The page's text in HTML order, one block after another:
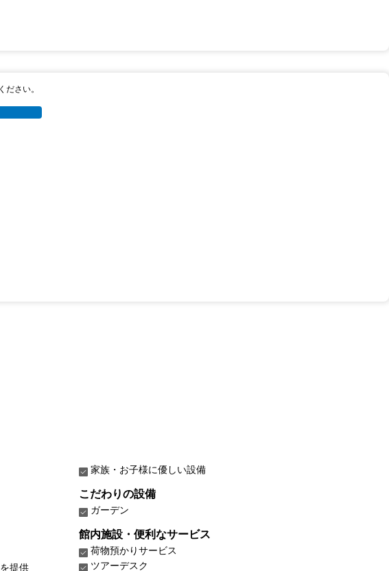
さい。
提供
家族・お子様に優しい設備
こだわりの設備
ガーデン
館内施設・便利なサービス
荷物預かりサービス
ツアーデスク